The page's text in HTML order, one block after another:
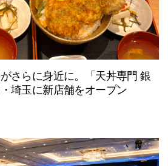
さらに身近に。「天丼専門 銀
埼玉に新店舗をオープン